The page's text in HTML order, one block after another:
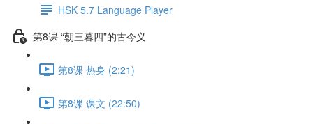
HSK 5.7 Language Player
第8课 “朝三暮四”的古今义
第8课 热身 (2:21)
第8课 课文 (22:50)